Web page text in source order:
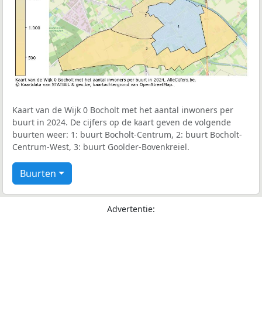
Kaart van de Wijk 0 Bocholt met het aantal inwoners per
buurt in 2024. De cijfers op de kaart geven de volgende
buurten weer: 1: buurt Bocholt-Centrum, 2: buurt Bocholt-
Centrum-West, 3: buurt Goolder-Bovenkreiel.
Buurten
Advertentie: